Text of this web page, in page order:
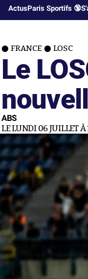
ActusParis Sportifs 🔞
FRANCE LOSC
Le
ABS
LE LUNDI 06 JUILLET À